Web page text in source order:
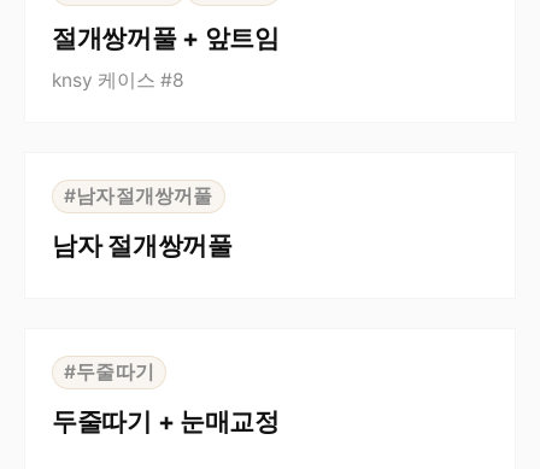
절개쌍꺼풀 + 앞트임
knsy 케이스 #8
BEFORE
#남자절개쌍꺼풀
남자 절개쌍꺼풀
BEFORE
#두줄따기
두줄따기 + 눈매교정